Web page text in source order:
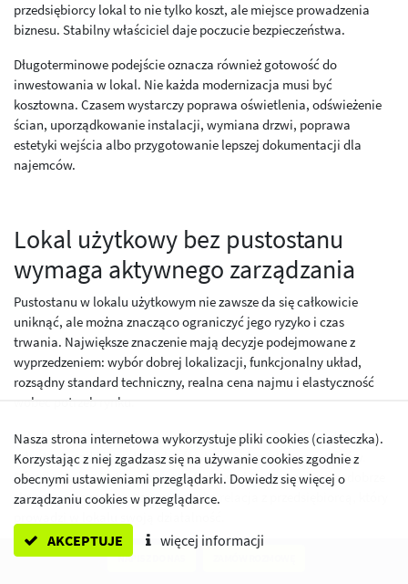
przedsiębiorcy lokal to nie tylko koszt, ale miejsce prowadzenia
biznesu. Stabilny właściciel daje poczucie bezpieczeństwa.
Długoterminowe podejście oznacza również gotowość do
inwestowania w lokal. Nie każda modernizacja musi być
kosztowna. Czasem wystarczy poprawa oświetlenia, odświeżenie
ścian, uporządkowanie instalacji, wymiana drzwi, poprawa
estetyki wejścia albo przygotowanie lepszej dokumentacji dla
najemców.
Lokal użytkowy bez pustostanu
wymaga aktywnego zarządzania
Pustostanu w lokalu użytkowym nie zawsze da się całkowicie
uniknąć, ale można znacząco ograniczyć jego ryzyko i czas
trwania. Największe znaczenie mają decyzje podejmowane z
wyprzedzeniem: wybór dobrej lokalizacji, funkcjonalny układ,
rozsądny standard techniczny, realna cena najmu i elastyczność
wobec potrzeb rynku.
Lokal, który jest widoczny, dostępny, zadbany i możliwy do
adaptacji pod różne działalności, łatwiej przyciąga najemców.
Równie ważna jest przejrzysta oferta, szybka komunikacja, dobrze
skonstruowana umowa i partnerska relacja z przedsiębiorcą, który
Właściciel nie powinien traktować najmu jako procesu, który
NAPISZ DO NAS
Nasza strona internetowa wykorzystuje pliki cookies (ciasteczka).
Korzystając z niej zgadzasz się na używanie cookies zgodnie z
obecnymi ustawieniami przeglądarki. Dowiedz się więcej o
zarządzaniu cookies w przeglądarce.
AKCEPTUJE więcej informacji